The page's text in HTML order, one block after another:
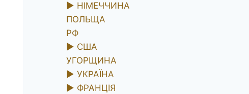
► НІМЕЧЧИНА
ПОЛЬЩА
РФ
► США
УГОРЩИНА
► УКРАЇНА
► ФРАНЦІЯ